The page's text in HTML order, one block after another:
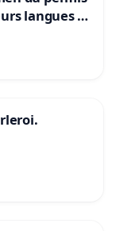
langues à